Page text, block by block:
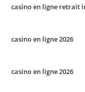
casino en ligne retrait
casino en ligne 2026
casino en ligne 2026